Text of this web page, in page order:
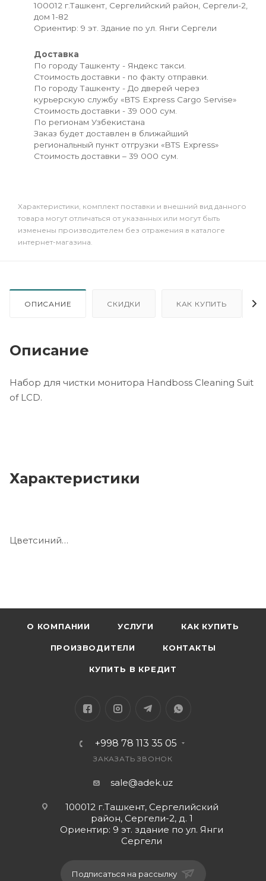
100012 г.Ташкент, Сергелийский район, Сергели-2,
дом 1-82
Ориентир: 9 эт. Здание по ул. Янги Сергели
Доставка
По городу Ташкенту - Яндекс такси.
Стоимость доставки - по факту отправки.
По городу Ташкенту - До дверей через
курьерскую службу «BTS Express Cargo Servise»
Стоимость доставки - 39 000 сум.
По регионам Узбекистана
Заказ будет доставлен в ближайший
региональный пункт отгрузки «BTS Express»
Стоимость доставки – 39 000 сум.
Xарактеристики, комплект поставки и внешний вид данного
товара могут отличаться от указанных или могут быть
изменены производителем без отражения в каталоге
интернет-магазина.
ОПИСАНИЕ СКИДКИ КАК КУПИТЬ
Описание
Набор для чистки монитора Handboss Cleaning Suit
of LCD.
Характеристики
Цветсиний
О КОМПАНИИ УСЛУГИ КАК КУПИТЬ
ПРОИЗВОДИТЕЛИ КОНТАКТЫ
КУПИТЬ В КРЕДИТ
+998 78 113 35 05
ЗАКАЗАТЬ ЗВОНОК
sale@adek.uz
100012 г.Ташкент, Сергелийский
район, Сергели-2, д. 1
Ориентир: 9 эт. здание по ул. Янги
Сергели
Подписаться на рассылку